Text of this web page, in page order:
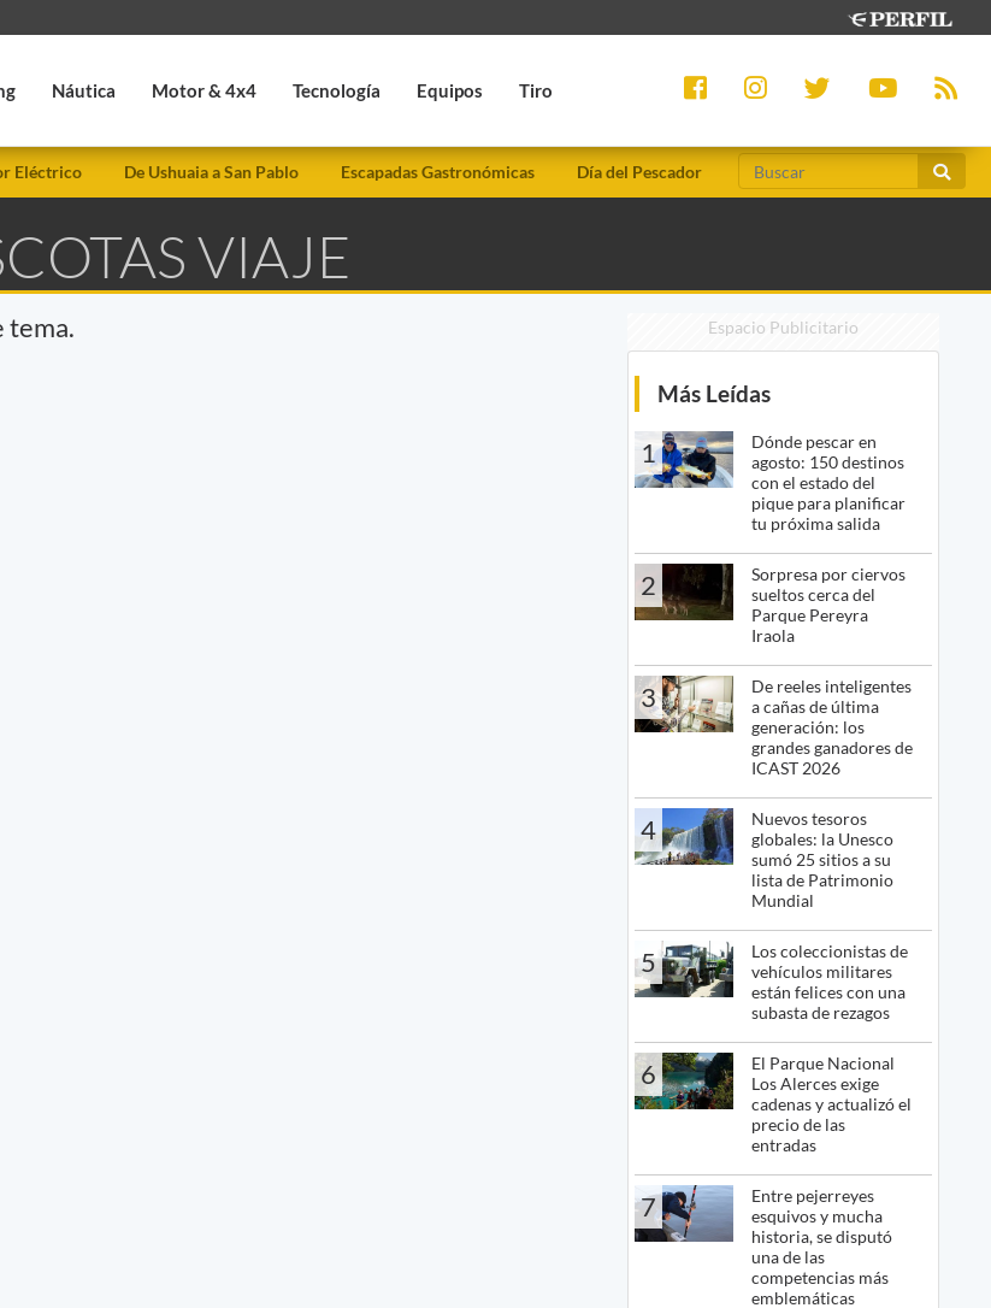
Náutica Motor & 4x4 Tecnología Equipos Tiro
Eléctrico De Ushuaia a San Pablo Escapadas Gastronómicas Día del Pescador
VIAJE
tema. Espacio Publicitario
Más Leídas
1
Dónde pescar en
agosto: 150 destinos
con el estado del
pique para planificar
tu próxima salida
2
Sorpresa por ciervos
sueltos cerca del
Parque Pereyra
Iraola
3
De reeles inteligentes
a cañas de última
generación: los
grandes ganadores de
ICAST 2026
4
Nuevos tesoros
globales: la Unesco
sumó 25 sitios a su
lista de Patrimonio
Mundial
5
Los coleccionistas de
vehículos militares
están felices con una
subasta de rezagos
6
El Parque Nacional
Los Alerces exige
cadenas y actualizó el
precio de las
entradas
7
Entre pejerreyes
esquivos y mucha
historia, se disputó
una de las
competencias más
emblemáticas